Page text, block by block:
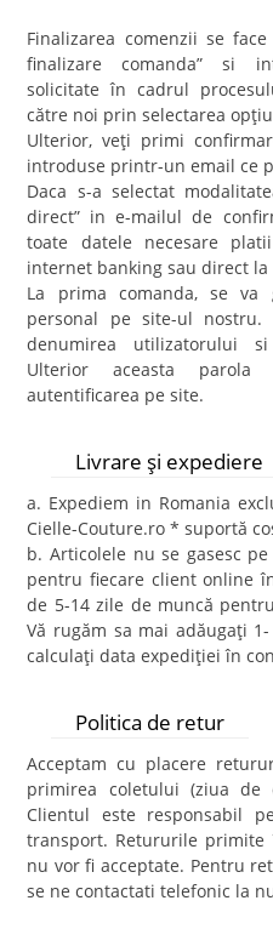
Finalizarea comenzii se
finalizare comanda” si
solicitate în cadrul
către noi prin selectarea
Ulterior, veţi primi
introduse printr-un email ce
Daca s-a selectat
direct” in e-mailul de
toate datele necesare
internet banking sau direct
La prima comanda, se
personal pe site-ul
denumirea utilizatorului
Ulterior aceasta
autentificarea pe site.
Livrare şi expediere
a. Expediem in Romania
Cielle-Couture.ro * suportă
b. Articolele nu se gasesc
pentru fiecare client online
de 5-14 zile de muncă
Vă rugăm sa mai adăugaţi
calculaţi data expediţiei în
Politica de retur
Acceptam cu placere
primirea coletului (ziua de
Clientul este responsabil
transport. Retururile primite
nu vor fi acceptate. Pentru
se ne contactati telefonic la